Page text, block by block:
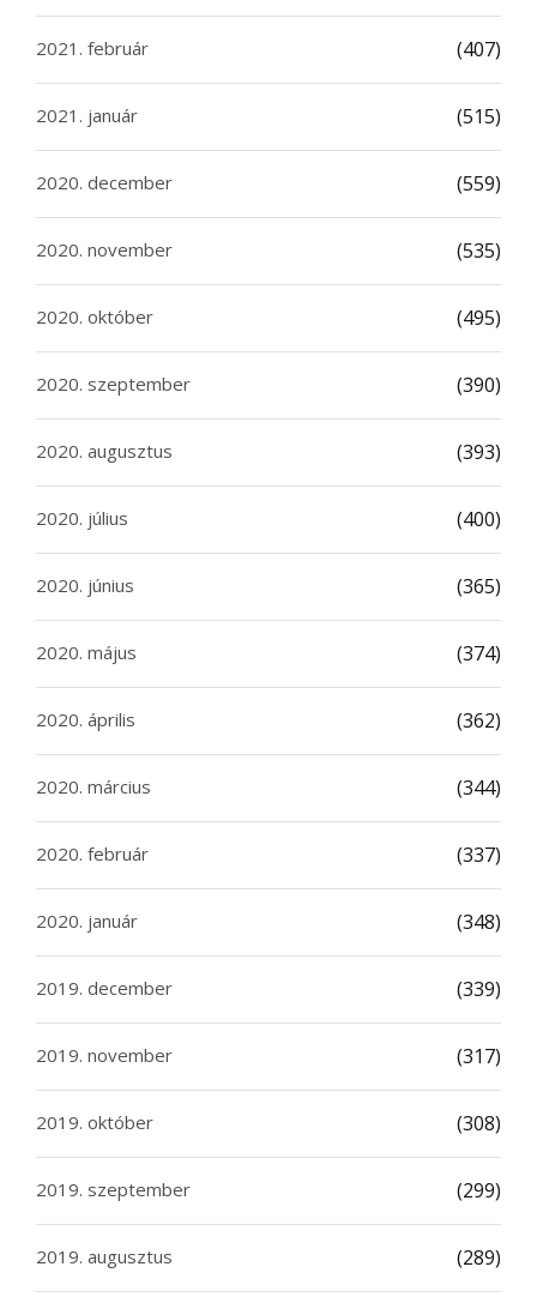
2021. február (407)
2021. január (515)
2020. december (559)
2020. november (535)
2020. október (495)
2020. szeptember (390)
2020. augusztus (393)
2020. július (400)
2020. június (365)
2020. május (374)
2020. április (362)
2020. március (344)
2020. február (337)
2020. január (348)
2019. december (339)
2019. november (317)
2019. október (308)
2019. szeptember (299)
2019. augusztus (289)